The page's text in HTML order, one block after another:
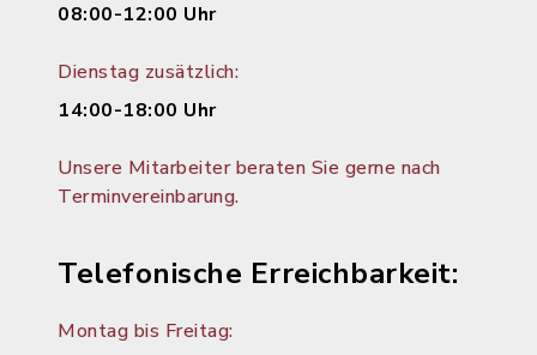
08:00-12:00 Uhr
Dienstag zusätzlich:
14:00-18:00 Uhr
Unsere Mitarbeiter beraten Sie gerne nach
Terminvereinbarung.
Telefonische Erreichbarkeit:
Montag bis Freitag: